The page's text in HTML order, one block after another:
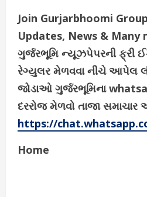
Join Gurjarbhoomi
Updates, News & Many
ગુર્જરભૂમિ ન્યૂઝપેપરની ફ્રી ઈ-
રેગ્યુલર મેળવવા નીચે આપેલ
જોડાઓ ગુર્જરભૂમિના
દરરોજ મેળવો તાજા
https://
Home